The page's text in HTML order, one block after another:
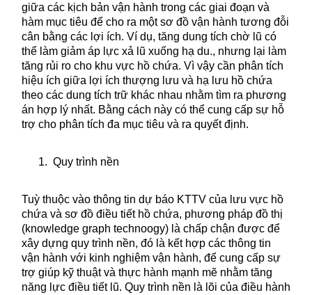
giữa các kịch bản vận hành trong các giai đoạn và
hàm mục tiêu để cho ra một sơ đồ vận hành tương đỗi
cân bằng các lợi ích. Ví dụ, tăng dung tích chờ lũ có
thể làm giảm áp lực xả lũ xuống hạ du., nhưng lại làm
tăng rủi ro cho khu vực hồ chứa. Vì vậy cần phân tích
hiệu ích giữa lợi ích thượng lưu và hạ lưu hồ chứa
theo các dung tích trữ khác nhau nhằm tìm ra phương
án hợp lý nhất. Bằng cách này có thể cung cấp sự hỗ
trợ cho phân tích đa mục tiêu và ra quyết định.
1. Quy trình nền
Tuỳ thuộc vào thông tin dự báo KTTV của lưu vực hồ
chứa và sơ đồ điều tiết hồ chứa, phương pháp đồ thị
(knowledge graph technoogy) là chấp chận được để
xây dựng quy trình nền, đó là kết hợp các thông tin
vận hành với kinh nghiệm vận hành, để cung cấp sự
trợ giúp kỹ thuật và thực hành mạnh mẽ nhằm tăng
năng lực điều tiết lũ. Quy trình nền là lõi của điều hành